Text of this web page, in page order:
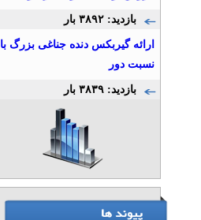
بازدید: ۳۸۹۲ بار
ارائه گیربکس دنده جناغی بزرگ با
نسبت دور
بازدید: ۳۸۳۹ بار